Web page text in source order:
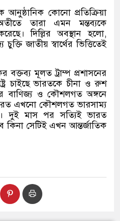
কোনো প্রতিক্রিয়া
তারা এমন মন্তব্যকে
দিল্লির অবস্থান হলো,
জাতীয় স্বার্থের ভিত্তিতেই
বক্তব্য মূলত ট্রাম্প প্রশাসনের
চাইছে ভারতকে চীনা ও রুশ
বাণিজ্য ও কৌশলগত অঙ্গনে
এখনো কৌশলগত ভারসাম্য
দুই মাস পর সত্যিই ভারত
কিনা সেটিই এখন আন্তর্জাতিক